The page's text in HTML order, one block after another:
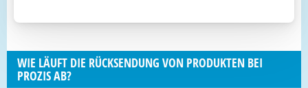
WIE LÄUFT DIE RÜCKSENDUNG VON PRODUKTEN BEI
PROZIS AB?